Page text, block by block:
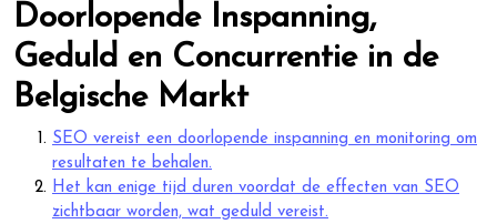
Doorlopende Inspanning,
Geduld en Concurrentie in de
Belgische Markt
SEO vereist een doorlopende inspanning en monitoring om
resultaten te behalen.
Het kan enige tijd duren voordat de effecten van SEO
zichtbaar worden, wat geduld vereist.